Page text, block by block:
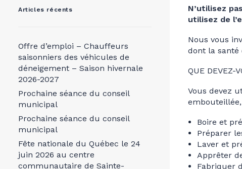
Articles récents
Offre d’emploi – Chauffeurs
saisonniers des véhicules de
déneigement – Saison hivernale
2026-2027
Prochaine séance du conseil
municipal
Prochaine séance du conseil
municipal
Fête nationale du Québec le 24
juin 2026 au centre
communautaire de Sainte-
N’utilisez
utilisez de
Nous vous
dont la santé
QUE DEVEZ-
Vous devez
Boire et
Préparer
Laver et
Apprêter
Fabriquer